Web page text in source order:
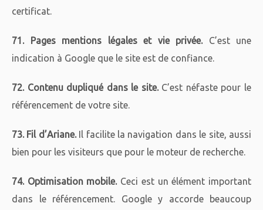
certificat.
71. Pages mentions légales et vie privée.C’est une
indication à Google que le site est de confiance.
72. Contenu dupliqué dans le site.C’est néfaste pour le
référencement de votre site.
73. Fil d’Ariane.Il facilite la navigation dans le site, aussi
bien pour les visiteurs que pour le moteur de recherche.
74. Optimisation mobile.Ceci est un élément important
dans le référencement. Google y accorde beaucoup